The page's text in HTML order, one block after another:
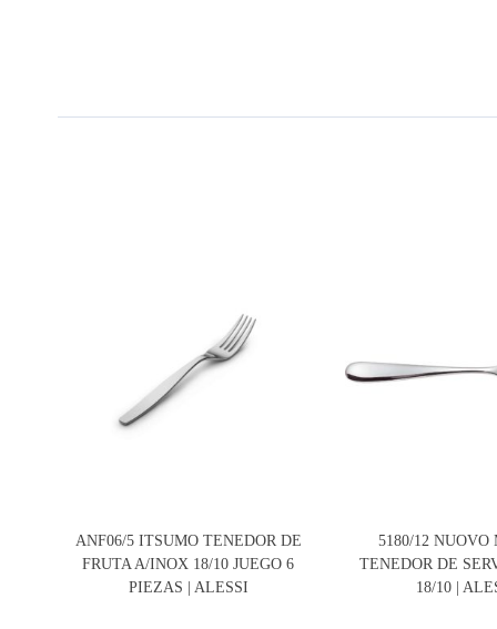
ANF06/5 ITSUMO TENEDOR DE
FRUTA A/INOX 18/10 JUEGO 6
PIEZAS | ALESSI
5180/12
TENEDOR DE
18/10 |